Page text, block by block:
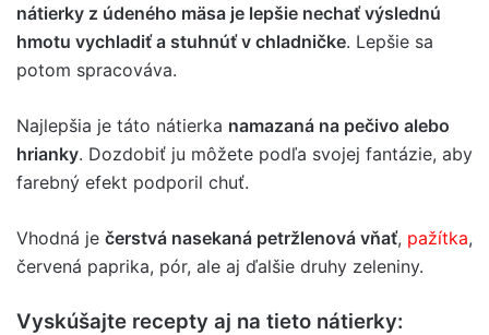
nátierky z údeného mäsa je lepšie nechať výslednú
hmotu vychladiť a stuhnúť v chladničke. Lepšie sa
potom spracováva.
Najlepšia je táto nátierka namazaná na pečivo alebo
hrianky. Dozdobiť ju môžete podľa svojej fantázie, aby
farebný efekt podporil chuť.
Vhodná je čerstvá nasekaná petržlenová vňať, pažítka,
červená paprika, pór, ale aj ďalšie druhy zeleniny.
Vyskúšajte recepty aj na tieto nátierky: